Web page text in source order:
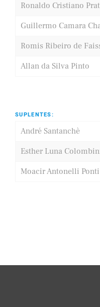
Ronaldo Cristiano
Guillermo Camara
Romis Ribeiro de
Allan da Silva Pinto
SUPLENTES:
André Santanchè
Esther Luna
Moacir Antonelli Ponti